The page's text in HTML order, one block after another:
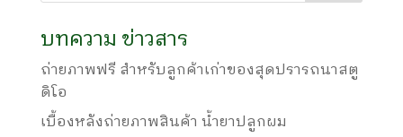
บทความ ข่าวสาร
ถ่ายภาพฟรี สำหรับลูกค้าเก่าของสุดปรารถนาสตู
ดิโอ
เบื้องหลังถ่ายภาพสินค้า น้ำยาปลูกผม